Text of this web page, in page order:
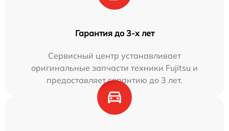
Гарантия до 3-х лет
Сервисный центр устанавливает
оригинальные запчасти техники Fujitsu и
предоставляет гарантию до 3 лет.